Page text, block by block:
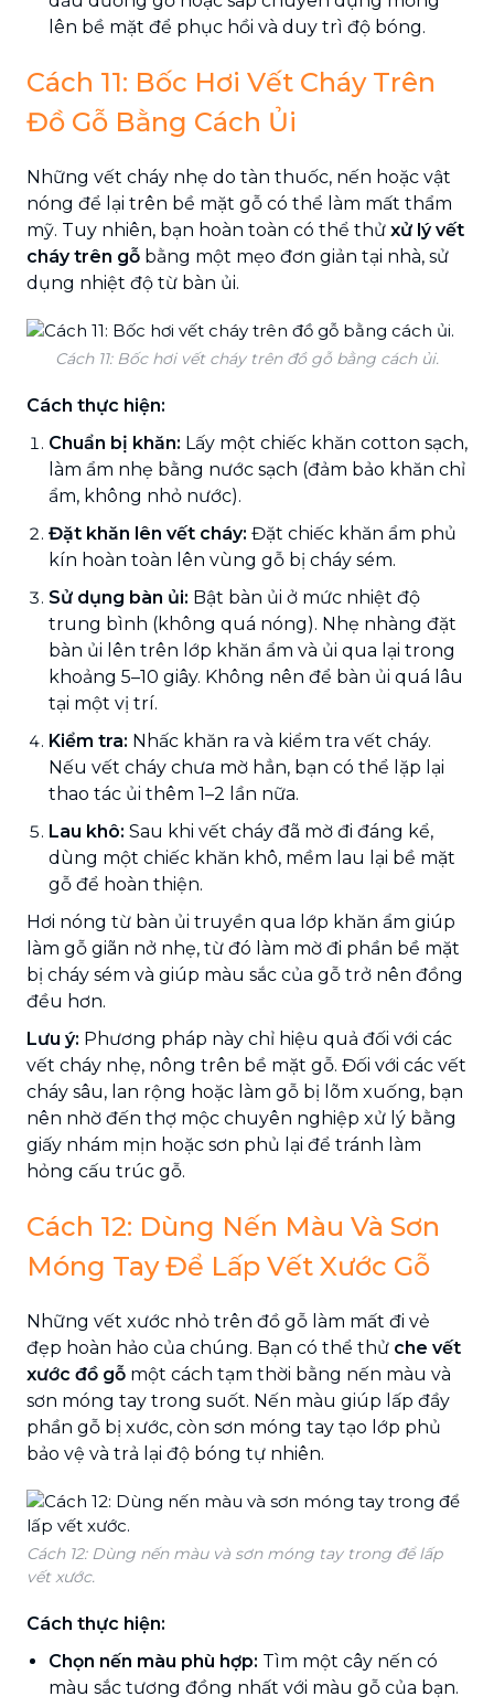
lên bề mặt để phục hồi và duy trì độ bóng.
Cách 11: Bốc Hơi Vết Cháy Trên
Đồ Gỗ Bằng Cách Ủi
Những vết cháy nhẹ do tàn thuốc, nến hoặc vật
nóng để lại trên bề mặt gỗ có thể làm mất thẩm
mỹ. Tuy nhiên, bạn hoàn toàn có thể thử xử lý vết
cháy trên gỗ bằng một mẹo đơn giản tại nhà, sử
dụng nhiệt độ từ bàn ủi.
Cách 11: Bốc hơi vết cháy trên đồ gỗ bằng cách ủi.
Cách thực hiện:
Chuẩn bị khăn: Lấy một chiếc khăn cotton sạch,
làm ẩm nhẹ bằng nước sạch (đảm bảo khăn chỉ
ẩm, không nhỏ nước).
Đặt khăn lên vết cháy: Đặt chiếc khăn ẩm phủ
kín hoàn toàn lên vùng gỗ bị cháy sém.
Sử dụng bàn ủi: Bật bàn ủi ở mức nhiệt độ
trung bình (không quá nóng). Nhẹ nhàng đặt
bàn ủi lên trên lớp khăn ẩm và ủi qua lại trong
khoảng 5–10 giây. Không nên để bàn ủi quá lâu
tại một vị trí.
Kiểm tra: Nhấc khăn ra và kiểm tra vết cháy.
Nếu vết cháy chưa mờ hẳn, bạn có thể lặp lại
thao tác ủi thêm 1–2 lần nữa.
Lau khô: Sau khi vết cháy đã mờ đi đáng kể,
dùng một chiếc khăn khô, mềm lau lại bề mặt
gỗ để hoàn thiện.
Hơi nóng từ bàn ủi truyền qua lớp khăn ẩm giúp
làm gỗ giãn nở nhẹ, từ đó làm mờ đi phần bề mặt
bị cháy sém và giúp màu sắc của gỗ trở nên đồng
đều hơn.
Lưu ý: Phương pháp này chỉ hiệu quả đối với các
vết cháy nhẹ, nông trên bề mặt gỗ. Đối với các vết
cháy sâu, lan rộng hoặc làm gỗ bị lõm xuống, bạn
nên nhờ đến thợ mộc chuyên nghiệp xử lý bằng
giấy nhám mịn hoặc sơn phủ lại để tránh làm
hỏng cấu trúc gỗ.
Cách 12: Dùng Nến Màu Và Sơn
Móng Tay Để Lấp Vết Xước Gỗ
Những vết xước nhỏ trên đồ gỗ làm mất đi vẻ
đẹp hoàn hảo của chúng. Bạn có thể thử che vết
xước đồ gỗ một cách tạm thời bằng nến màu và
sơn móng tay trong suốt. Nến màu giúp lấp đầy
phần gỗ bị xước, còn sơn móng tay tạo lớp phủ
bảo vệ và trả lại độ bóng tự nhiên.
Cách 12: Dùng nến màu và sơn móng tay trong để lấp
vết xước.
Cách thực hiện:
Chọn nến màu phù hợp: Tìm một cây nến có
màu sắc tương đồng nhất với màu gỗ của bạn.